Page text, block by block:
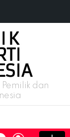
dan
SWITCHLOGIN